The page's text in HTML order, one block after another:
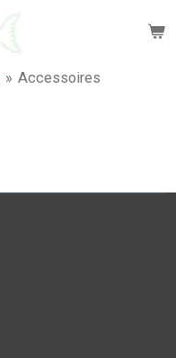
» Accessoires